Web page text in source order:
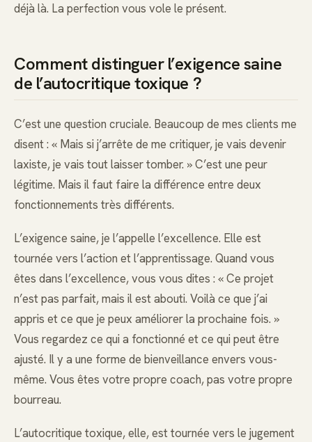
déjà là. La perfection vous vole le présent.
Comment distinguer l’exigence saine
de l’autocritique toxique ?
C’est une question cruciale. Beaucoup de mes clients me
disent : « Mais si j’arrête de me critiquer, je vais devenir
laxiste, je vais tout laisser tomber. » C’est une peur
légitime. Mais il faut faire la différence entre deux
fonctionnements très différents.
L’exigence saine, je l’appelle l’excellence. Elle est
tournée vers l’action et l’apprentissage. Quand vous
êtes dans l’excellence, vous vous dites : « Ce projet
n’est pas parfait, mais il est abouti. Voilà ce que j’ai
appris et ce que je peux améliorer la prochaine fois. »
Vous regardez ce qui a fonctionné et ce qui peut être
ajusté. Il y a une forme de bienveillance envers vous-
même. Vous êtes votre propre coach, pas votre propre
bourreau.
L’autocritique toxique, elle, est tournée vers le jugement